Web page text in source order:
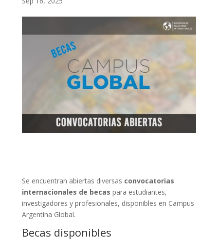
Se encuentran abiertas diversas convocatorias
internacionales de becas para estudiantes,
investigadores y profesionales, disponibles en Campus
Argentina Global.
Becas disponibles